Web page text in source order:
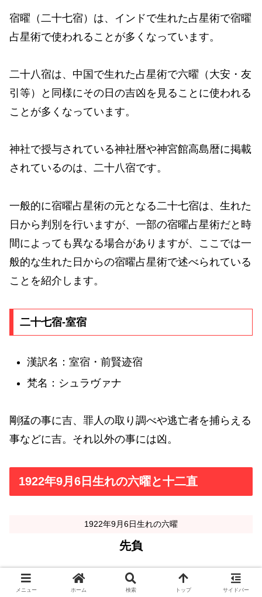
宿曜（二十七宿）は、インドで生れた占星術で宿曜
占星術で使われることが多くなっています。
二十八宿は、中国で生れた占星術で六曜（大安・友
引等）と同様にその日の吉凶を見ることに使われる
ことが多くなっています。
神社で授与されている神社暦や神宮館高島暦に掲載
されているのは、二十八宿です。
一般的に宿曜占星術の元となる二十七宿は、生れた
日から判別を行いますが、一部の宿曜占星術だと時
間によっても異なる場合がありますが、ここでは一
般的な生れた日からの宿曜占星術で述べられている
ことを紹介します。
二十七宿-室宿
漢訳名：室宿・前賢迹宿
梵名：シュラヴァナ
剛猛の事に吉、罪人の取り調べや逃亡者を捕らえる
事などに吉。それ以外の事には凶。
1922年9月6日生れの六曜と十二直
1922年9月6日生れの六曜
先負
1922年9月6日生れの十二直
メニュー ホーム 検索 トップ サイドバー